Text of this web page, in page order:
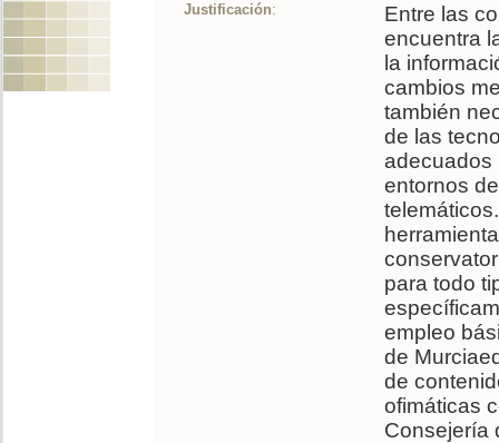
Justificación:
Entre las
encuentra
la
cambios
también
de las
adecuados
entornos
para todo
empleo
de
de
ofimáticas
Consejería